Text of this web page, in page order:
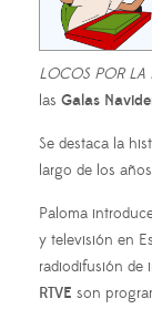
LOCOS POR LA
las Galas
Se destaca la
largo de los
Paloma
y televisión en
radiodifusión de
RTVE son